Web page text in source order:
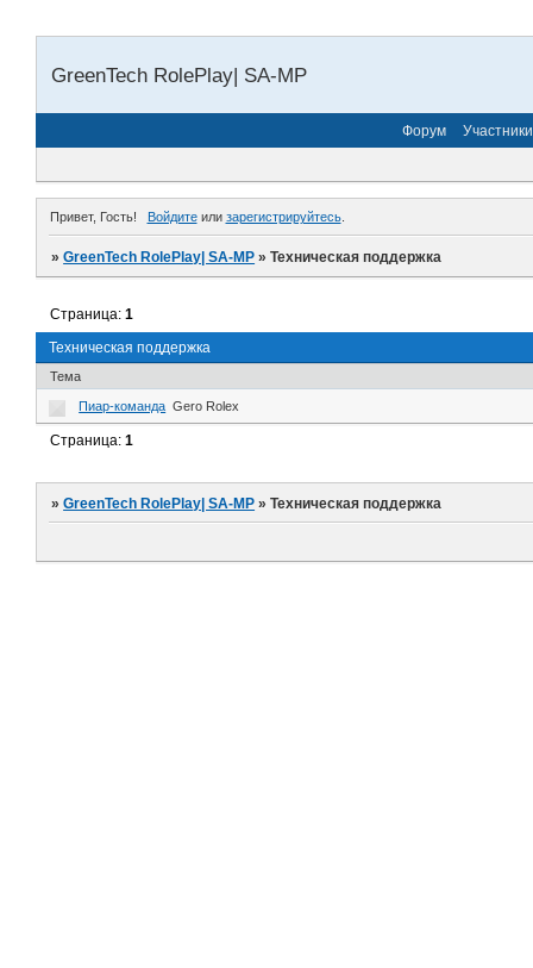
GreenTech RolePlay| SA-MP
Форум Участники
Привет, Гость! Войдитеили зарегистрируйтесь.
»GreenTech RolePlay| SA-MP »Техническая поддержка
Техническая поддержка
Страница:1
Тема
Пиар-команда Gero Rolex
Страница:1
»GreenTech RolePlay| SA-MP »Техническая поддержка